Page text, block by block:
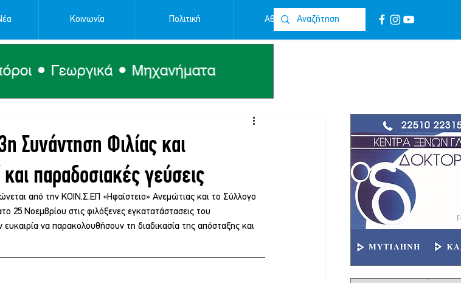
Κοινωνία Πολιτική Αθλητικά Επικοινωνία
Συνάντηση Φιλίας και
παραδοσιακές γεύσεις
από την ΚΟΙΝ.Σ.ΕΠ «Ηφαίστειο» Ανεμώτιας και το Σύλλογο
Νοεμβρίου στις φιλόξενες εγκατατάστασεις του
να παρακολουθήσουν τη διαδικασία της απόσταξης και